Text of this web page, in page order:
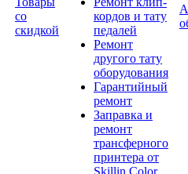
со
скидкой
кордов и тату
педалей
Ремонт
другого тату
оборудования
Гарантийный
ремонт
Заправка и
ремонт
трансферного
принтера от
Skillin Color